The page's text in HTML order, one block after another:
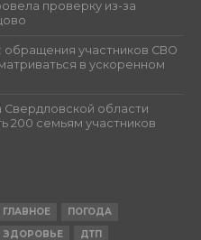
проверку из-за
участников СВО
в ускоренном
Свердловской области
200 семьям участников
ГЛАВНОЕ
ПОГОДА
ЗДОРОВЬЕ ДТП